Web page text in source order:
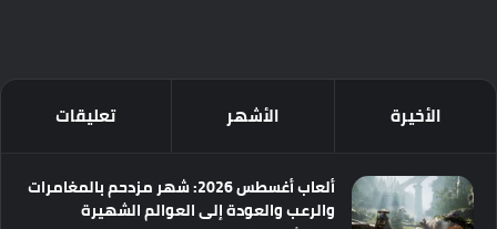
الأخيرة الأشهر تعليقات
ألعاب أغسطس 2026: شهر مزدحم بالمغامرات
والرعب والعودة إلى العوالم الشهيرة